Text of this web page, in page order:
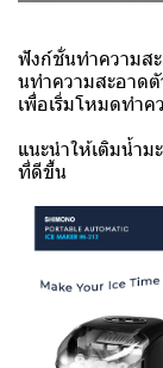
ฟังก์ชั่นทำความส
นทำความสะอาด
เพื่อเริ่มโหมดทำค
แนะนำให้เติมน้ำม
ที่ดีขึ้น